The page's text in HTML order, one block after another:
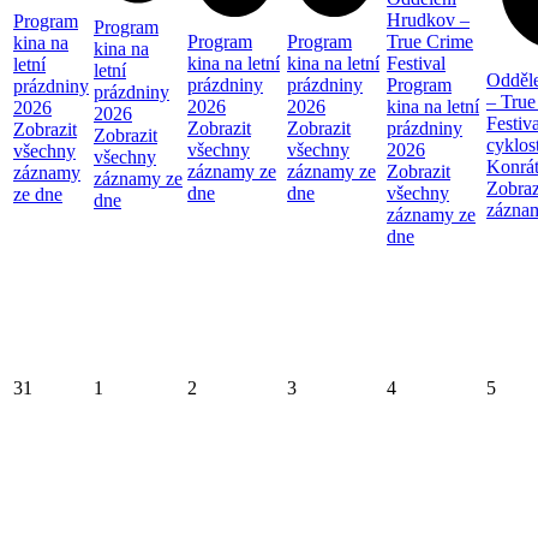
Program
kina na
letní
prázdniny
2026
Zobrazit
všechny
záznamy
ze dne
Program
kina na
letní
prázdniny
2026
Zobrazit
všechny
záznamy ze
dne
Program
kina na letní
prázdniny
2026
Zobrazit
všechny
záznamy ze
dne
Program
kina na letní
prázdniny
2026
Zobrazit
všechny
záznamy ze
dne
Hrudkov –
True Crime
Festival
Program
kina na letní
prázdniny
2026
Zobrazit
všechny
záznamy ze
dne
–
31 1 2 3 4 5